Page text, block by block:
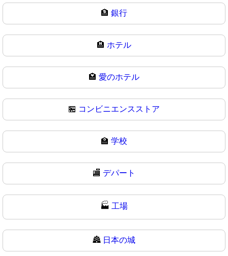
🏦 銀行
🏨 ホテル
🏩 愛のホテル
🏪 コンビニエンスストア
🏫 学校
🏬 デパート
🏭 工場
🏯 日本の城